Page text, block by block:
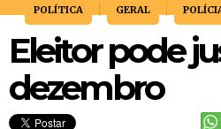
POLÍTICA GERAL
Eleitor pode
dezembro